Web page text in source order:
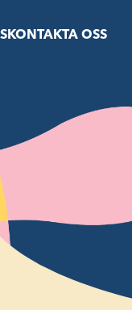
KONTAKTA OSS